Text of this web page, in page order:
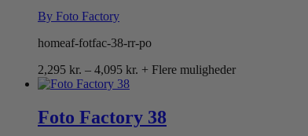
By Foto Factory
homeaf-fotfac-38-rr-po
2,295 kr. – 4,095 kr. Prisinterval:
4,095 kr.
+ Flere muligheder
Foto Factory 38